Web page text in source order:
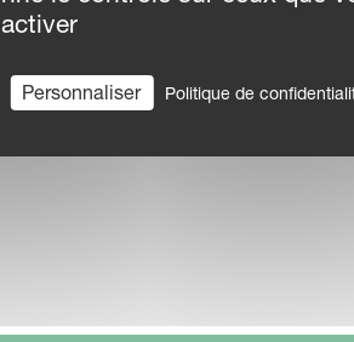
activer
Personnaliser Politique de